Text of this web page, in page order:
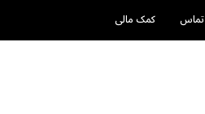
تماس کمک مالی